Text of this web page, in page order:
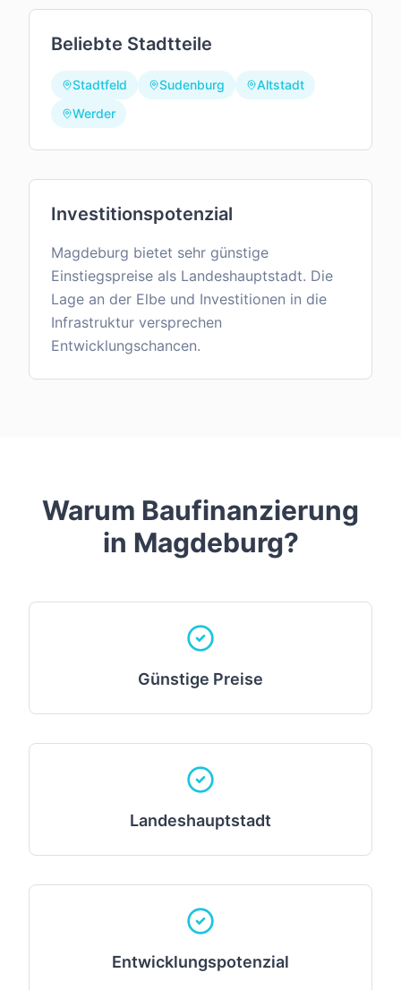
Beliebte Stadtteile
Stadtfeld Sudenburg
Altstadt
Werder
Investitionspotenzial
Magdeburg bietet sehr günstige
Einstiegspreise als Landeshauptstadt. Die
Lage an der Elbe und Investitionen in die
Infrastruktur versprechen
Entwicklungschancen.
Warum Baufinanzierung
in Magdeburg?
Günstige Preise
Landeshauptstadt
Entwicklungspotenzial